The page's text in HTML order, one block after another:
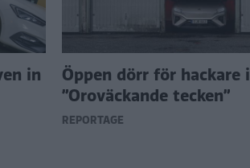
in
Öppen dörr för hackare
”Oroväckande tecken”
REPORTAGE